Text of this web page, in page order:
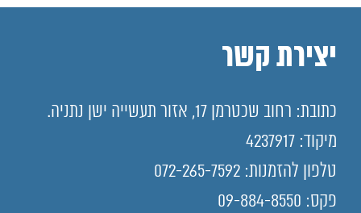
יצירת קשר
כתובת: רחוב שכטרמן 17, אזור תעשייה ישן נתניה.
מיקוד: 4237917
טלפון להזמנות: 072-265-7592
פקס: 09-884-8550